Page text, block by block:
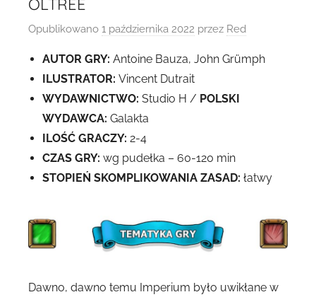
OLTREE
Opublikowano 1 października 2022 przez Red
AUTOR GRY: Antoine Bauza, John Grümph
ILUSTRATOR: Vincent Dutrait
WYDAWNICTWO: Studio H / POLSKI
WYDAWCA: Galakta
ILOŚĆ GRACZY: 2-4
CZAS GRY: wg pudełka – 60-120 min
STOPIEŃ SKOMPLIKOWANIA ZASAD: łatwy
Dawno, dawno temu Imperium było uwikłane w